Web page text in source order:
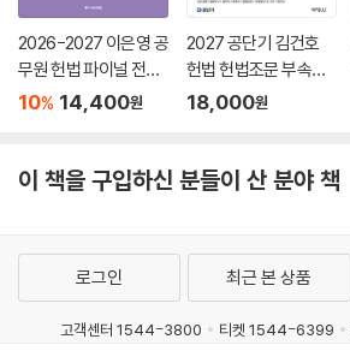
2026-2027 이은영 공
무원 헌법 파이널 전범
위 모의고사
10% 14,400원
2027 공단기 김건호
헌법 헌법조문 부속법
령 OX
18,000원
이 책을 구입하신 분들이 산 분야 책
로그인 최근 본 상품
고객센터 1544-3800 티켓 1544-6399